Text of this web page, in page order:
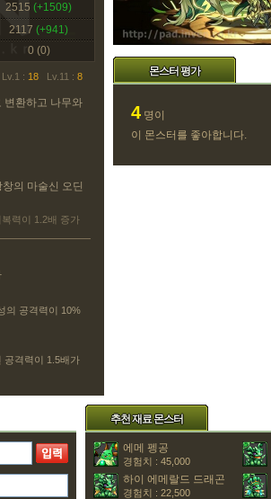
2515 (+1509)
2117 (+941)
0 (0)
Lv.1 : 18 Lv.11 : 8
변환하고 나무와
의 마술신 오딘
력이 1.2배 증가
의 공격력이 10%
공격력이 1.5배가
몬스터 평가
4 명이
이 몬스터를 좋아합니다.
추천 재료 몬스터
에메 펭공
경험치 : 45,000
하이 에메랄드 드래곤
경험치 : 22,500